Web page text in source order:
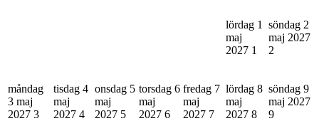
lördag 1
maj
2027 1
söndag 2
maj 2027
2
måndag
3 maj
2027 3
tisdag 4
maj
2027 4
onsdag 5
maj
2027 5
torsdag 6
maj
2027 6
fredag 7
maj
2027 7
lördag 8
maj
2027 8
söndag 9
maj 2027
9